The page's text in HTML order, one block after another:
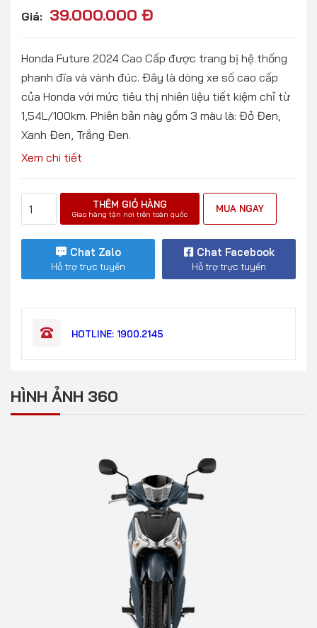
Giá: 39.000.000 Đ
Honda Future 2024 Cao Cấp được trang bị hệ thống
phanh đĩa và vành đúc. Đây là dòng xe số cao cấp
của Honda với mức tiêu thị nhiên liệu tiết kiệm chỉ từ
1,54L/100km. Phiên bản này gồm 3 màu là: Đỏ Đen,
Xanh Đen, Trắng Đen.
Xem chi tiết
THÊM GIỎ HÀNG
Giao hàng tận nơi trên toàn quốc
MUA NGAY
Chat Zalo
Hỗ trợ trực tuyến
Chat Facebook
Hỗ trợ trực tuyến
HOTLINE: 1900.2145
HÌNH ẢNH 360